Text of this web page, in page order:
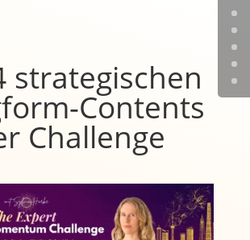
strategischen
Contents
Challenge